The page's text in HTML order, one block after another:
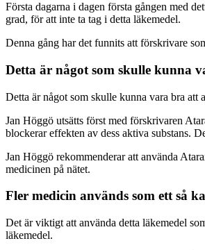
Första dagarna i dagen första gången med
grad, för att inte ta tag i detta läkemedel.
Denna gång har det funnits att förskrivare
Detta är något som skulle kunna
Detta är något som skulle kunna vara bra att
Jan Höggö utsätts först med förskrivaren
blockerar effekten av dess aktiva substans.
Jan Höggö rekommenderar att använda
medicinen på nätet.
Fler medicin används som ett så
Det är viktigt att använda detta läkemedel
läkemedel.